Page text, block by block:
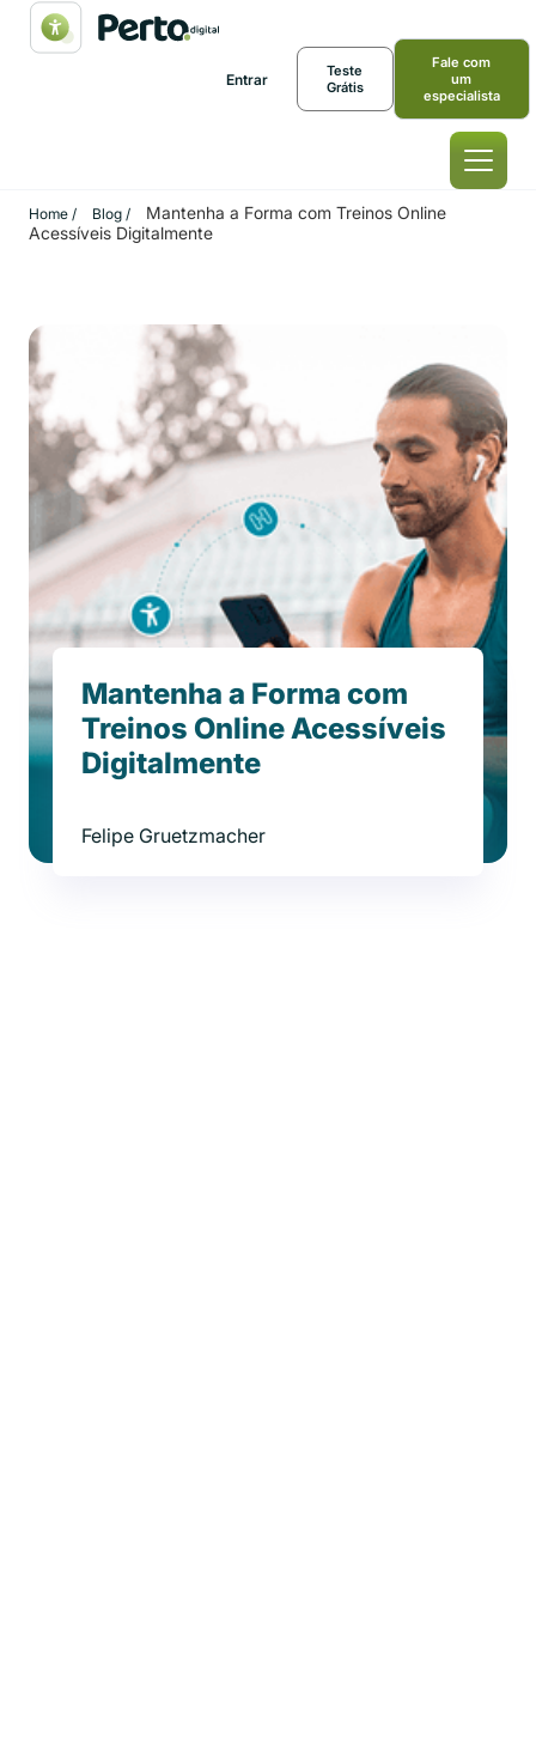
Entrar
Teste
Grátis
Fale com
um
especialista
Home / Blog /
Mantenha a Forma com Treinos Online
Acessíveis Digitalmente
Mantenha a Forma com
Treinos Online Acessíveis
Digitalmente
Felipe Gruetzmacher